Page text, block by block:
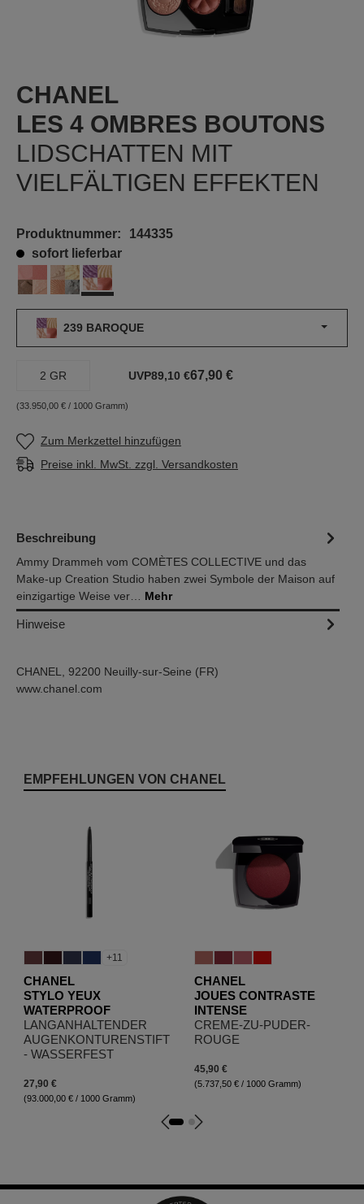
CHANEL
LES 4 OMBRES BOUTONS
LIDSCHATTEN MIT
VIELFÄLTIGEN EFFEKTEN
Produktnummer:
144335
sofort lieferbar
209 MADEMOISELLE
229 STELLAIRE
239 BAROQUE
239 BAROQUE
2 GR
(33.950,00 € / 1000 Gramm)
UVP89,10 €67,90 €
Zum Merkzettel hinzufügen
Preise inkl. MwSt. zzgl. Versandkosten
Beschreibung
Ammy Drammeh vom COMÈTES COLLECTIVE und das
Make-up Creation Studio haben zwei Symbole der Maison auf
einzigartige Weise ver… Mehr
Hinweise
CHANEL, 92200 Neuilly-sur-Seine (FR)
www.chanel.com
Produktgalerie überspringen
EMPFEHLUNGEN VON CHANEL
+11
CHANEL
STYLO YEUX
WATERPROOF
LANGANHALTENDER
AUGENKONTURENSTIFT
- WASSERFEST
27,90 €
(93.000,00 € / 1000 Gramm)
CHANEL
JOUES CONTRASTE
INTENSE
CREME-ZU-PUDER-
ROUGE
45,90 €
(5.737,50 € / 1000 Gramm)